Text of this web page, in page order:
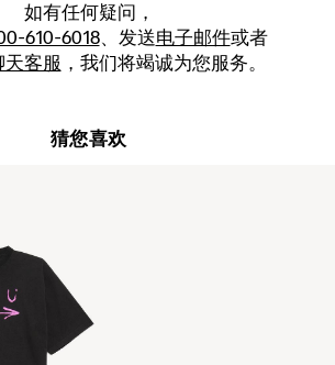
如有任何疑问，
610-6018、发送电子邮件或者
天客服 ，我们将竭诚为您服务。
猜您喜欢